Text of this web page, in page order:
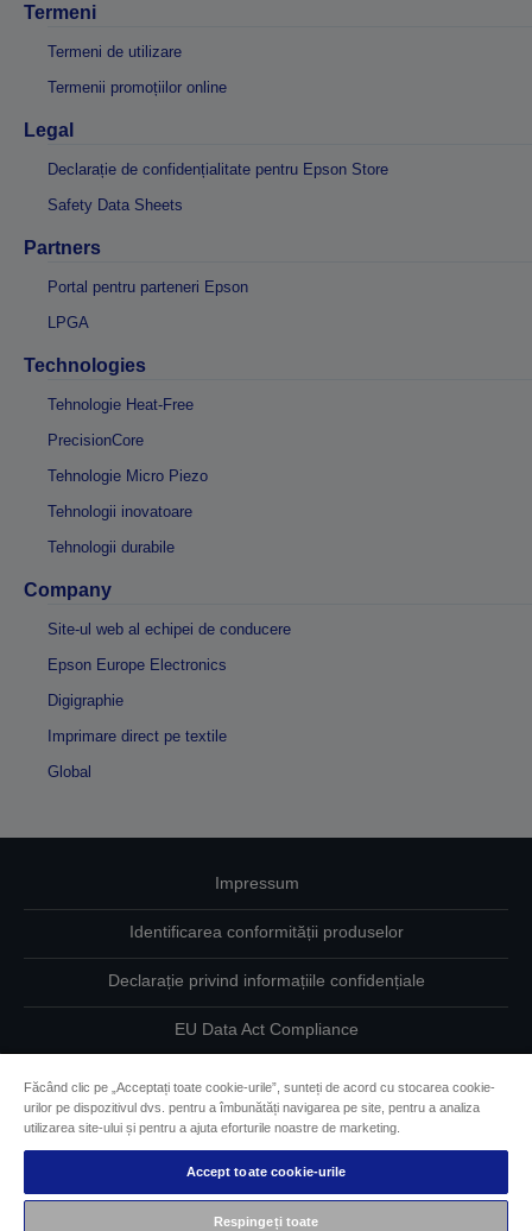
Termeni
Termeni de utilizare
Termenii promoțiilor online
Legal
Declarație de confidențialitate pentru Epson Store
Safety Data Sheets
Partners
Portal pentru parteneri Epson
LPGA
Technologies
Tehnologie Heat-Free
PrecisionCore
Tehnologie Micro Piezo
Tehnologii inovatoare
Tehnologii durabile
Company
Site-ul web al echipei de conducere
Epson Europe Electronics
Digigraphie
Imprimare direct pe textile
Global
Impressum
Identificarea conformității produselor
Declarație privind informațiile confidențiale
EU Data Act Compliance
Informaţii despre modulele cookie
Angajamentul Epson pe linie de accesibilitate
Făcând clic pe „Acceptați toate cookie-urile”, sunteți de acord cu stocarea cookie-
urilor pe dispozitivul dvs. pentru a îmbunătăți navigarea pe site, pentru a analiza
utilizarea site-ului și pentru a ajuta eforturile noastre de marketing.
Accept toate cookie-urile
Respingeți toate